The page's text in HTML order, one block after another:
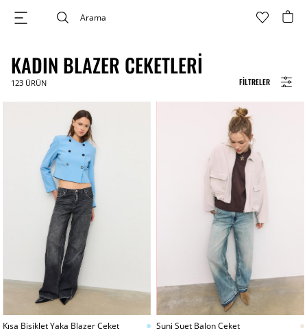
FILTRELER
KADIN BLAZER CEKETLERI
123 ÜRÜN
Kısa Bisiklet Yaka Blazer Ceket
Suni Suet Balon Ceket